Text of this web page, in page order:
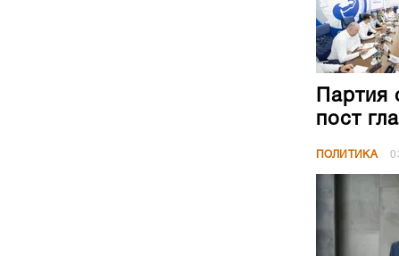
Партия
пост
ПОЛИТИКА